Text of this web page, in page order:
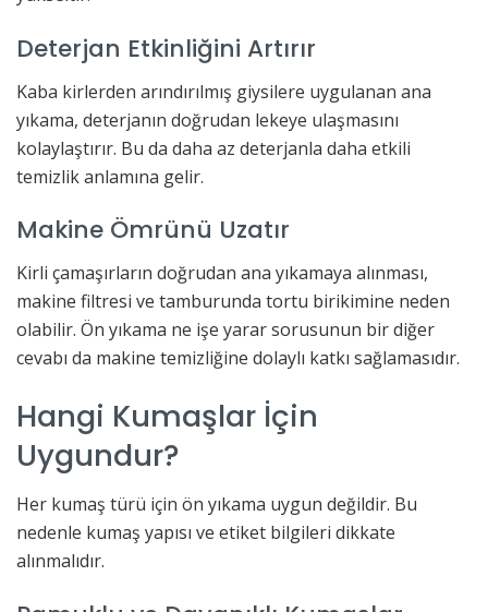
Deterjan Etkinliğini Artırır
Kaba kirlerden arındırılmış giysilere uygulanan ana
yıkama, deterjanın doğrudan lekeye ulaşmasını
kolaylaştırır. Bu da daha az deterjanla daha etkili
temizlik anlamına gelir.
Makine Ömrünü Uzatır
Kirli çamaşırların doğrudan ana yıkamaya alınması,
makine filtresi ve tamburunda tortu birikimine neden
olabilir. Ön yıkama ne işe yarar sorusunun bir diğer
cevabı da makine temizliğine dolaylı katkı sağlamasıdır.
Hangi Kumaşlar İçin
Uygundur?
Her kumaş türü için ön yıkama uygun değildir. Bu
nedenle kumaş yapısı ve etiket bilgileri dikkate
alınmalıdır.